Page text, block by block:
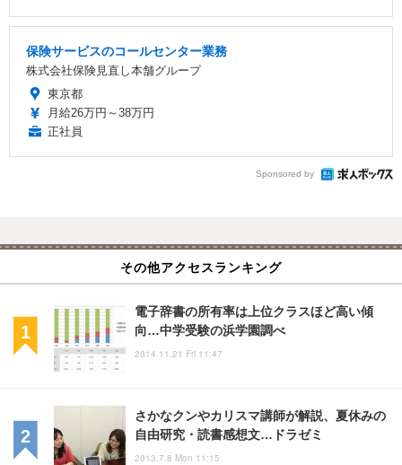
保険サービスのコールセンター業務
株式会社保険見直し本舗グループ
東京都
月給26万円～38万円
正社員
Sponsored by
その他アクセスランキング
電子辞書の所有率は上位クラスほど高い傾
向…中学受験の浜学園調べ
2014.11.21 Fri 11:47
さかなクンやカリスマ講師が解説、夏休みの
自由研究・読書感想文…ドラゼミ
2013.7.8 Mon 11:15